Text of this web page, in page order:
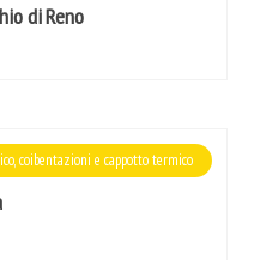
di Reno
coibentazioni e cappotto termico